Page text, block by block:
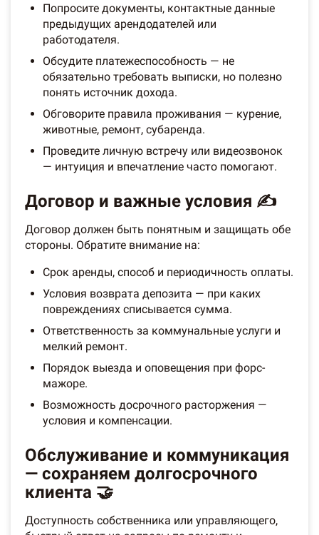
Попросите документы, контактные данные
предыдущих арендодателей или
работодателя.
Обсудите платежеспособность — не
обязательно требовать выписки, но полезно
понять источник дохода.
Обговорите правила проживания — курение,
животные, ремонт, субаренда.
Проведите личную встречу или видеозвонок
— интуиция и впечатление часто помогают.
Договор и важные условия ✍️
Договор должен быть понятным и защищать обе
стороны. Обратите внимание на:
Срок аренды, способ и периодичность оплаты.
Условия возврата депозита — при каких
повреждениях списывается сумма.
Ответственность за коммунальные услуги и
мелкий ремонт.
Порядок выезда и оповещения при форс-
мажоре.
Возможность досрочного расторжения —
условия и компенсации.
Обслуживание и коммуникация
— сохраняем долгосрочного
клиента 🤝
Доступность собственника или управляющего,